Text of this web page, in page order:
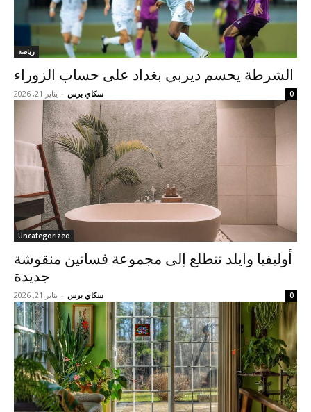
رياضة
الشرطة يحسم ديربي بغداد على حساب الزوراء
سكاي برس - يناير 21, 2026 0
Uncategorized
أوليفيا وايلد تتطلع إلى مجموعة فساتين منقوشة
جديدة
سكاي برس - يناير 21, 2026 0